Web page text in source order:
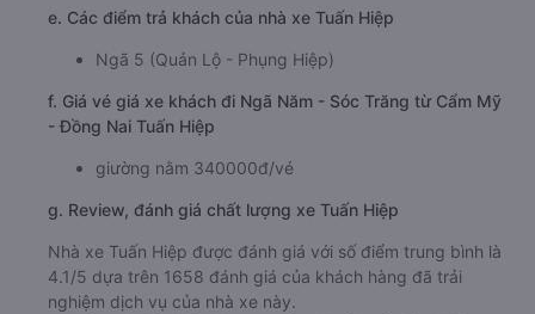
e. Các điểm trả khách của nhà xe Tuấn Hiệp
Ngã 5 (Quản Lộ - Phụng Hiệp)
f. Giá vé giá xe khách đi Ngã Năm - Sóc Trăng từ Cẩm Mỹ
- Đồng Nai Tuấn Hiệp
giường nằm 340000đ/vé
g. Review, đánh giá chất lượng xe Tuấn Hiệp
Nhà xe Tuấn Hiệp được đánh giá với số điểm trung bình là
4.1/5 dựa trên 1658 đánh giá của khách hàng đã trải
nghiệm dịch vụ của nhà xe này.